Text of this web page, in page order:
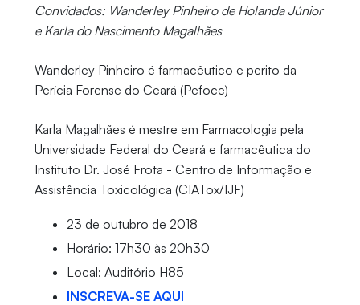
Convidados: Wanderley Pinheiro de Holanda Júnior
e Karla do Nascimento Magalhães
Wanderley Pinheiro é farmacêutico e perito da
Perícia Forense do Ceará (Pefoce)
Karla Magalhães é mestre em Farmacologia pela
Universidade Federal do Ceará e farmacêutica do
Instituto Dr. José Frota - Centro de Informação e
Assistência Toxicológica (CIATox/IJF)
23 de outubro de 2018
Horário: 17h30 às 20h30
Local: Auditório H85
INSCREVA-SE AQUI